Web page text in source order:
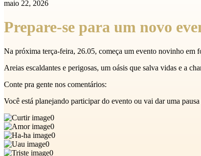
maio 22, 2026
Prepare-se para um novo
Na próxima terça-feira, 26.05, começa um evento novinho em
Areias escaldantes e perigosas, um oásis que salva vidas e a
Conte pra gente nos comentários:
Você está planejando participar do evento ou vai dar uma
0
0
0
0
0